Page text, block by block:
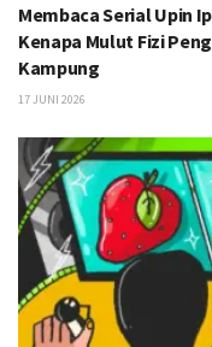
Membaca Serial Upin
Kenapa Mulut Fizi
Kampung
17 JUNI 2026